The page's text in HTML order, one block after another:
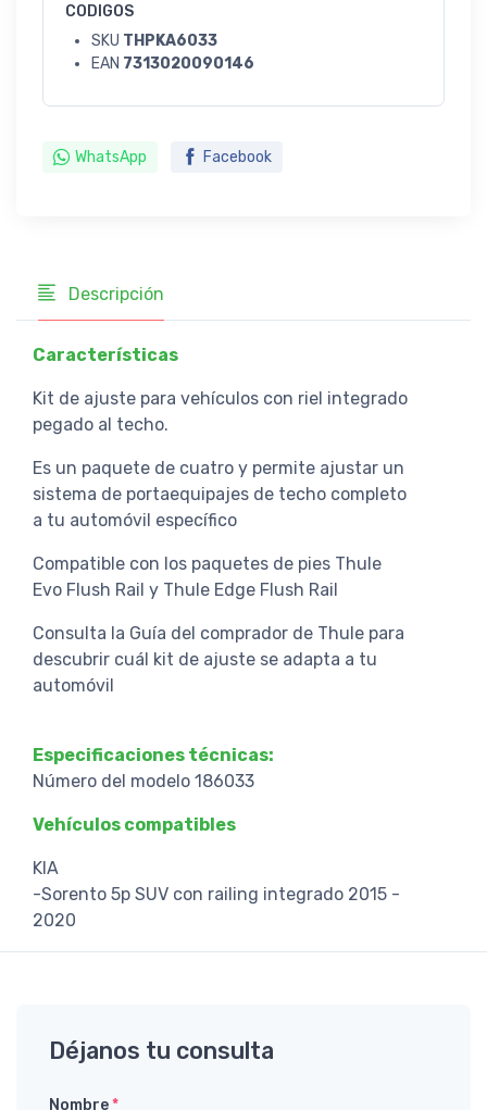
CODIGOS
SKU THPKA6033
EAN 7313020090146
WhatsApp Facebook
Descripción
Características
Kit de ajuste para vehículos con riel integrado
pegado al techo.
Es un paquete de cuatro y permite ajustar un
sistema de portaequipajes de techo completo
a tu automóvil específico
Compatible con los paquetes de pies Thule
Evo Flush Rail y Thule Edge Flush Rail
Consulta la Guía del comprador de Thule para
descubrir cuál kit de ajuste se adapta a tu
automóvil
Especificaciones técnicas:
Número del modelo 186033
Vehículos compatibles
KIA
-Sorento 5p SUV con railing integrado 2015 -
2020
Déjanos tu consulta
Nombre*